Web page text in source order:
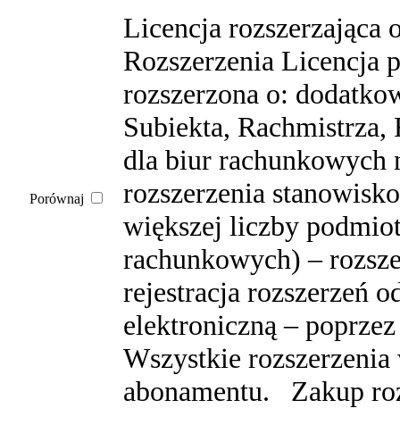
Porównaj
Licencja rozszerzająca
Rozszerzenia Licencja
rozszerzona o:
Subiekta,
dla biur rachunkowych
rozszerzenia
większej liczby
rachunkowych) –
rejestracja rozszerzeń
elektroniczną –
Wszystkie rozszerzenia
abonamentu. Zakup